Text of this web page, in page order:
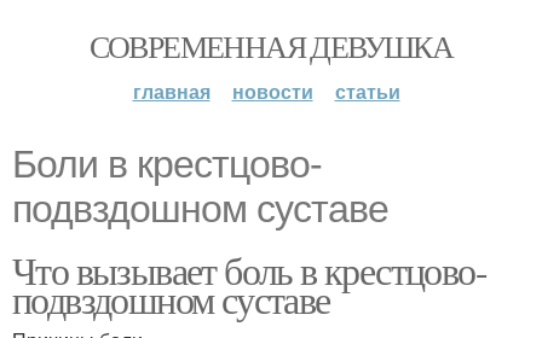
СОВРЕМЕННАЯ ДЕВУШКА
главная новости статьи
Боли в крестцово-
подвздошном суставе
Что вызывает боль в крестцово-
подвздошном суставе